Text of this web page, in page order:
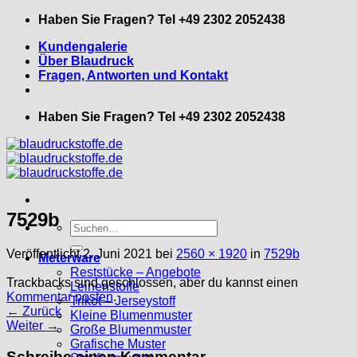
Zum
springen
Haben Sie Fragen? Tel +49 2302 2052438
Kundengalerie
Über Blaudruck
Fragen, Antworten und Kontakt
Haben Sie Fragen? Tel +49 2302 2052438
Suche
nach:
Meterware
Reststücke – Angebote
Leinenstoffe
Trikot – Jerseystoff
Kleine Blumenmuster
Große Blumenmuster
Grafische Muster
7529b
Veröffentlicht2. Juni 2021 bei 2560 × 1920 in 7529b
Trackbacks sind geschlossen, aber du kannst einen
Kommentar posten.
← Zurück
Weiter →